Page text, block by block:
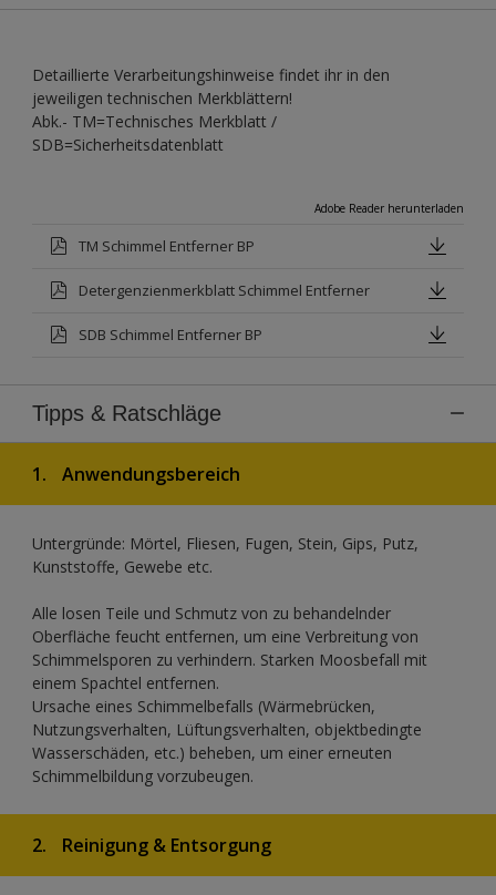
Detaillierte Verarbeitungshinweise findet ihr in den
jeweiligen technischen Merkblättern!
Abk.- TM=Technisches Merkblatt /
SDB=Sicherheitsdatenblatt
Adobe Reader herunterladen
TM Schimmel Entferner BP
Detergenzienmerkblatt Schimmel Entferner
SDB Schimmel Entferner BP
Tipps & Ratschläge
1. Anwendungsbereich
Untergründe: Mörtel, Fliesen, Fugen, Stein, Gips, Putz,
Kunststoffe, Gewebe etc.
Alle losen Teile und Schmutz von zu behandelnder
Oberfläche feucht entfernen, um eine Verbreitung von
Schimmelsporen zu verhindern. Starken Moosbefall mit
einem Spachtel entfernen.
Ursache eines Schimmelbefalls (Wärmebrücken,
Nutzungsverhalten, Lüftungsverhalten, objektbedingte
Wasserschäden, etc.) beheben, um einer erneuten
Schimmelbildung vorzubeugen.
2. Reinigung & Entsorgung